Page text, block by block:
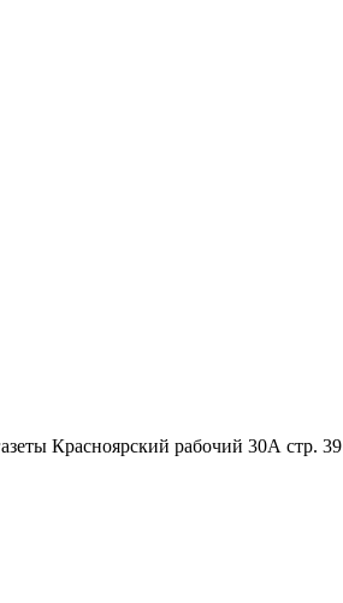
Красноярский рабочий 30А стр. 39